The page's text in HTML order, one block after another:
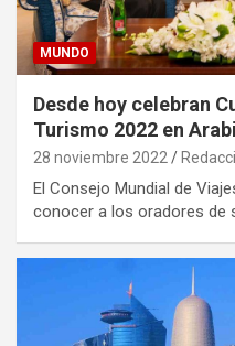
MUNDO
Desde hoy celebran
Turismo 2022 en
28 noviembre 2022
El Consejo Mundial de
conocer a los oradores de